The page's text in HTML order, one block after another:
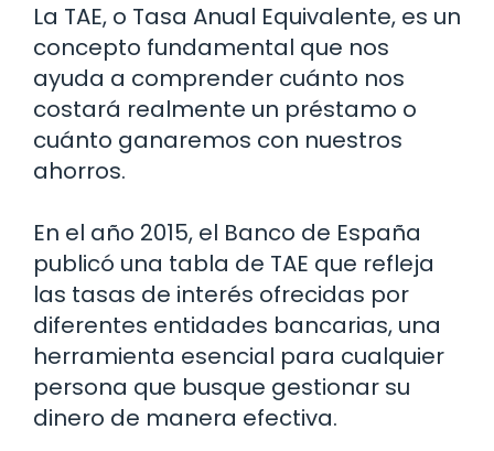
La TAE, o Tasa Anual Equivalente, es un
concepto fundamental que nos
ayuda a comprender cuánto nos
costará realmente un préstamo o
cuánto ganaremos con nuestros
ahorros.
En el año 2015, el Banco de España
publicó una tabla de TAE que refleja
las tasas de interés ofrecidas por
diferentes entidades bancarias, una
herramienta esencial para cualquier
persona que busque gestionar su
dinero de manera efectiva.